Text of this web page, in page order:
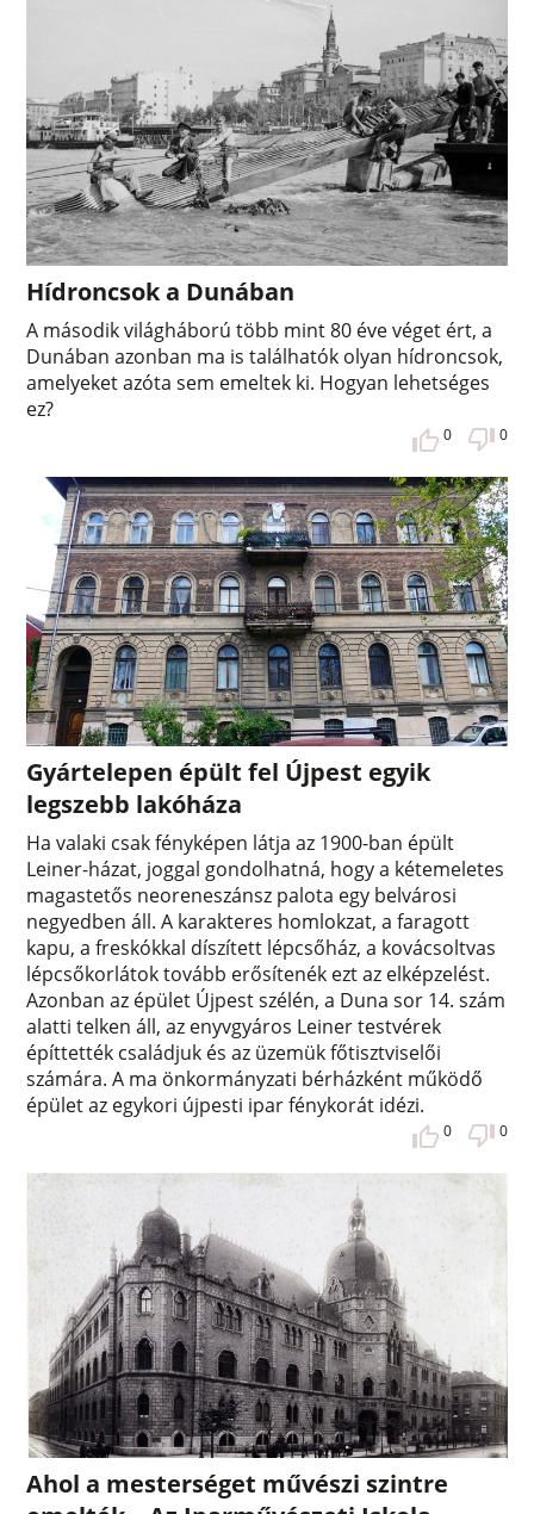
Hídroncsok a Dunában
A második világháború több mint 80 éve véget ért, a
Dunában azonban ma is találhatók olyan hídroncsok,
amelyeket azóta sem emeltek ki. Hogyan lehetséges
ez?
0 0
Gyártelepen épült fel Újpest egyik
legszebb lakóháza
Ha valaki csak fényképen látja az 1900-ban épült
Leiner-házat, joggal gondolhatná, hogy a kétemeletes
magastetős neoreneszánsz palota egy belvárosi
negyedben áll. A karakteres homlokzat, a faragott
kapu, a freskókkal díszített lépcsőház, a kovácsoltvas
lépcsőkorlátok tovább erősítenék ezt az elképzelést.
Azonban az épület Újpest szélén, a Duna sor 14. szám
alatti telken áll, az enyvgyáros Leiner testvérek
építtették családjuk és az üzemük főtisztviselői
számára. A ma önkormányzati bérházként működő
épület az egykori újpesti ipar fénykorát idézi.
0 0
Ahol a mesterséget művészi szintre